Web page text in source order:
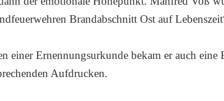
Brandabschnitt Ost auf
einer Ernennungsurkunde bekam er auch eine
Aufdrucken.